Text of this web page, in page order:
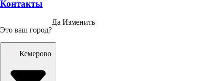
Контакты
Это ваш город?
Да Изменить
Кемерово